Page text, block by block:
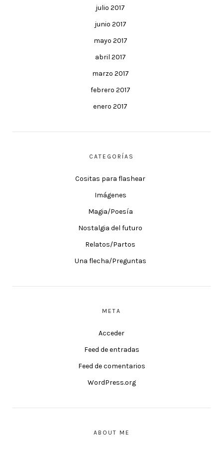
julio 2017
junio 2017
mayo 2017
abril 2017
marzo 2017
febrero 2017
enero 2017
CATEGORÍAS
Cositas para flashear
Imágenes
Magia/Poesía
Nostalgia del futuro
Relatos/Partos
Una flecha/Preguntas
META
Acceder
Feed de entradas
Feed de comentarios
WordPress.org
ABOUT ME